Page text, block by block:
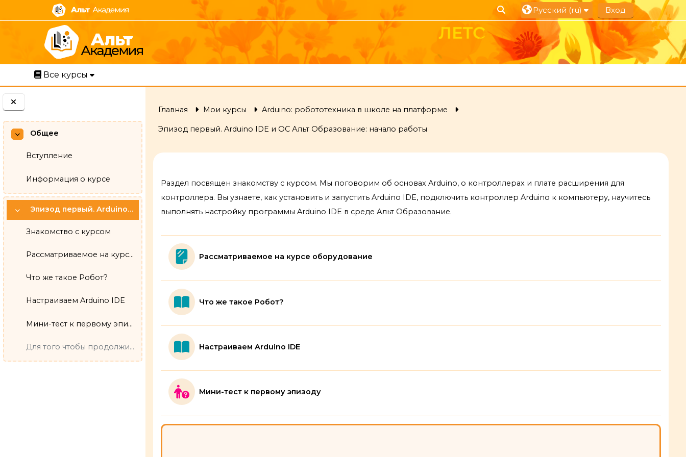
Перейти к основному содержанию
Свернуть
Общее
Вступление
Информация о курсе
Свернуть
Эпизод первый. Arduino IDE и ОС Альт Образование: начало работы
Знакомство с курсом
Рассматриваемое на курсе оборудование
Что же такое Робот?
Настраиваем Arduino IDE
Мини-тест к первому эпизоду
Для того чтобы продолжить прохождение курса и полу...
Изменить данные поисковой строки
Русский ‎(ru)‎ Вход
Все курсы
Главная Мои курсы Arduino: робототехника в школе на платформе
Эпизод первый. Arduino IDE и ОС Альт Образование: начало работы
Раздел посвящен знакомству с курсом. Мы поговорим об основах Arduino, о контроллерах и плате расширения для
контроллера. Вы узнаете, как установить и запустить Arduino IDE, подключить контроллер Arduino к компьютеру, научитесь
выполнять настройку программы Arduino IDE в среде Альт Образование.
Рассматриваемое на курсе оборудованиеСтраница
Что же такое Робот?Книга
Настраиваем Arduino IDEКнига
Мини-тест к первому эпизоду